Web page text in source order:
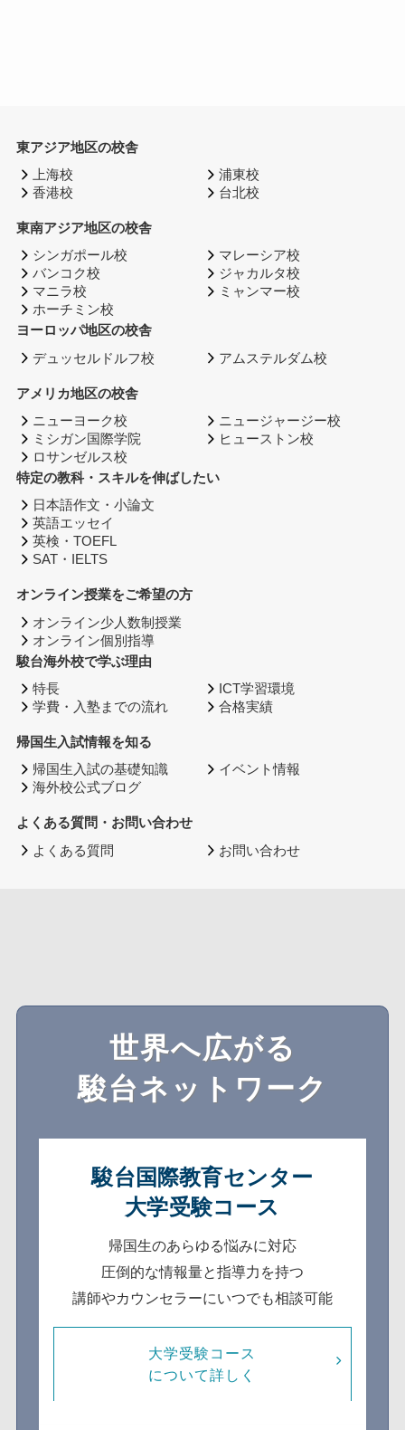
東アジア地区の校舎
上海校
香港校
浦東校
台北校
東南アジア地区の校舎
シンガポール校
バンコク校
マニラ校
ホーチミン校
マレーシア校
ジャカルタ校
ミャンマー校
ヨーロッパ地区の校舎
デュッセルドルフ校
アムステルダム校
アメリカ地区の校舎
ニューヨーク校
ミシガン国際学院
ロサンゼルス校
ニュージャージー校
ヒューストン校
特定の教科・スキルを伸ばしたい
日本語作文・小論文
英語エッセイ
英検・TOEFL
SAT・IELTS
オンライン授業をご希望の方
オンライン少人数制授業
オンライン個別指導
駿台海外校で学ぶ理由
特長
学費・入塾までの流れ
ICT学習環境
合格実績
帰国生入試情報を知る
帰国生入試の基礎知識
海外校公式ブログ
イベント情報
よくある質問・お問い合わせ
よくある質問
お問い合わせ
世界へ広がる
駿台ネットワーク
駿台国際教育センター
大学受験コース
帰国生のあらゆる悩みに対応
圧倒的な情報量と指導力を持つ
講師やカウンセラーにいつでも相談可能
大学受験コース
について詳しく